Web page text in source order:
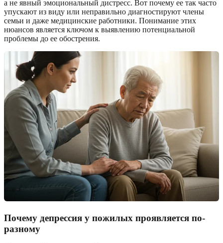
а не явный эмоциональный дистресс. Вот почему ее так часто
упускают из виду или неправильно диагностируют члены
семьи и даже медицинские работники. Понимание этих
нюансов является ключом к выявлению потенциальной
проблемы до ее обострения.
Почему депрессия у пожилых проявляется по-
разному